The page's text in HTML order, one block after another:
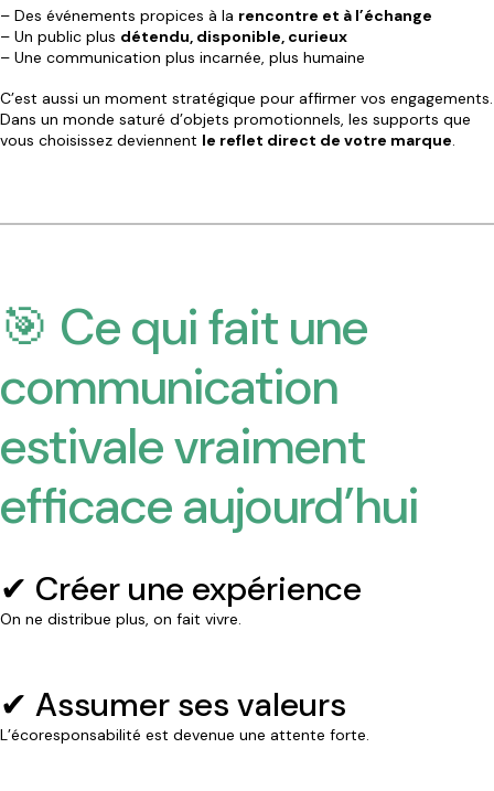
– Des événements propices à la rencontre et à l’échange
– Un public plus détendu, disponible, curieux
– Une communication plus incarnée, plus humaine
C’est aussi un moment stratégique pour affirmer vos engagements.
Dans un monde saturé d’objets promotionnels, les supports que
vous choisissez deviennent le reflet direct de votre marque.
🎯 Ce qui fait une
communication
estivale vraiment
efficace aujourd’hui
✔ Créer une expérience
On ne distribue plus, on fait vivre.
✔ Assumer ses valeurs
L’écoresponsabilité est devenue une attente forte.